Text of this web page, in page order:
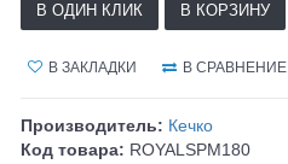
В ОДИН КЛИК В КОРЗИНУ
В ЗАКЛАДКИ В СРАВНЕНИЕ
Производитель: Кечко
Код товара: ROYALSPM180